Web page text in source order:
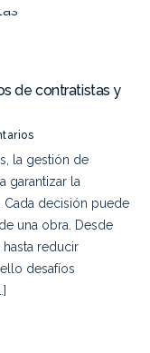
de contratistas y
la gestión de
garantizar la
decisión puede
una obra. Desde
reducir
desafíos